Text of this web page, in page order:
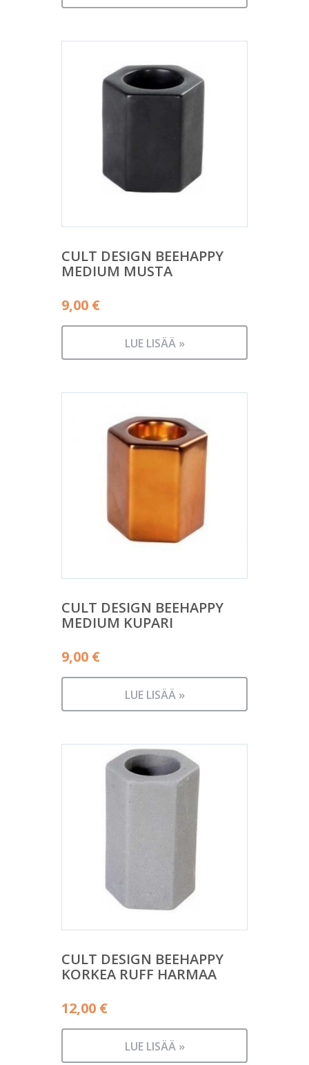
CULT DESIGN BEEHAPPY
MEDIUM MUSTA
9,00 €
LUE LISÄÄ »
CULT DESIGN BEEHAPPY
MEDIUM KUPARI
9,00 €
LUE LISÄÄ »
CULT DESIGN BEEHAPPY
KORKEA RUFF HARMAA
12,00 €
LUE LISÄÄ »